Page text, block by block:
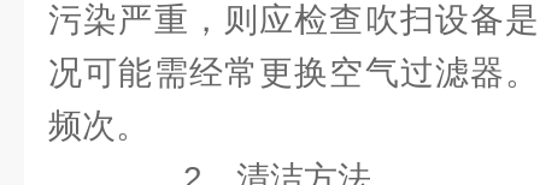
污染严重，则应检查吹扫设备
况可能需经常更换空气过滤器
频次。